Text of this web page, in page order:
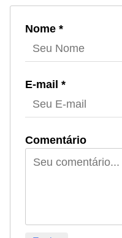
Nome *
E-mail *
Comentário